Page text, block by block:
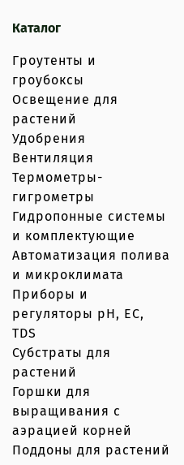
Каталог
Гроутенты и
гроубоксы
Освещение для
растений
Удобрения
Вентиляция
Термометры-
гигрометры
Гидропонные системы
и комплектующие
Автоматизация полива
и микроклимата
Приборы и
регуляторы рН, EC,
TDS
Субстраты для
растений
Горшки для
выращивания с
аэрацией корней
Поддоны для растений